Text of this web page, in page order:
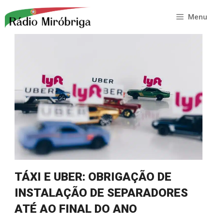
para
Menu
TÁXI E UBER: OBRIGAÇÃO DE
INSTALAÇÃO DE SEPARADORES
ATÉ AO FINAL DO ANO